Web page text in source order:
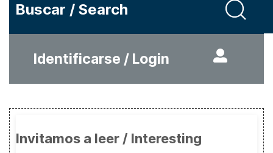
Buscar / Search
Identificarse / Login
Invitamos a leer / Interesting